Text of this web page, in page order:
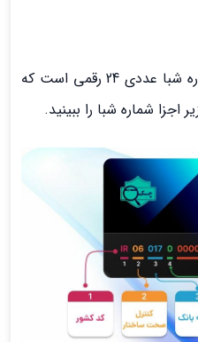
همانطور که در بالاتر گفتیم شماره شبا عددی 24 رقمی است که